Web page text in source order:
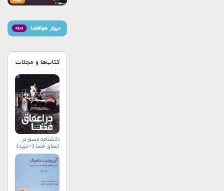
کتاب‌ها و مجلات
دانشنامه مصور در
اعماق فضا (+خرید)